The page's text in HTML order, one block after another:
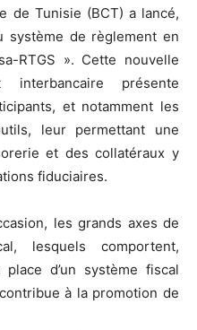
de Tunisie (BCT) a lancé,
système de règlement en
RTGS ». Cette nouvelle
présente
et notamment les
leur permettant une
et des collatéraux y
fiduciaires.
les grands axes de
lesquels comportent,
d’un système fiscal
à la promotion de